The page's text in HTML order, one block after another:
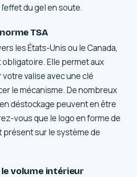
du gel en soute.
TSA
les États-Unis ou le Canada,
obligatoire. Elle permet aux
votre valise avec une clé
le mécanisme. De nombreux
déstockage peuvent en être
vous que le logo en forme de
présent sur le système de
le volume intérieur